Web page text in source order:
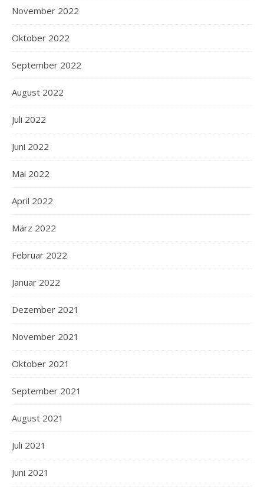
November 2022
Oktober 2022
September 2022
August 2022
Juli 2022
Juni 2022
Mai 2022
April 2022
März 2022
Februar 2022
Januar 2022
Dezember 2021
November 2021
Oktober 2021
September 2021
August 2021
Juli 2021
Juni 2021